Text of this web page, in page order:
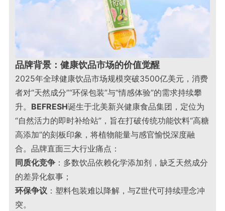
品牌背景：健康饮品市场的价值觉醒
2025年全球健康饮品市场规模突破3500亿美元，消费
者对“天然成分”“环保包装”与“情感体验”的需求持续攀
升。 BEFRESH诞生于北美新兴健康食品集团，定位为
“自然活力的即时补给站”，旨在打破传统功能饮料“高糖
高添加”的刻板印象，将植物能量与感官愉悦深度融
合。品牌直面三大行业痛点：
同质化竞争 ：多数饮品依赖化学添加剂，缺乏天然成分
的差异化叙事；
环保争议 ：塑料包装难以降解，与Z世代可持续理念冲
突。